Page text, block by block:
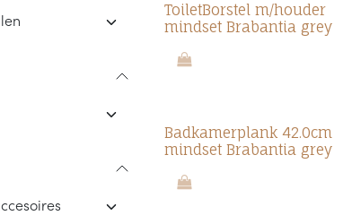
ToiletBorstel m/houder
mindset Brabantia grey
Badkamerplank 42.0cm
mindset Brabantia grey